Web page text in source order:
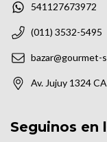
541127673972
(011) 3532-5495
bazar@gourmet-
Av. Jujuy 1324
Seguinos en